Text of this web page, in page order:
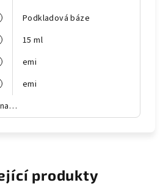
Podkladová báze
15 ml
emi
emi
produkty